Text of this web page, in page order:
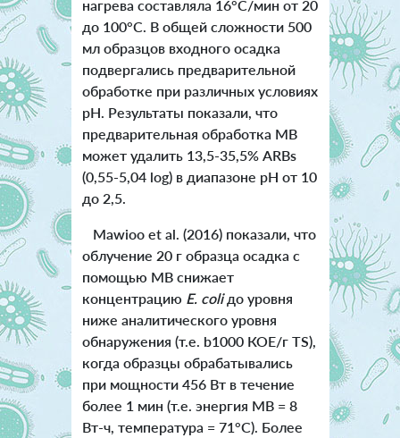
нагрева составляла 16°C/мин от 20
до 100°C. В общей сложности 500
мл образцов входного осадка
подвергались предварительной
обработке при различных условиях
pH. Результаты показали, что
предварительная обработка МВ
может удалить 13,5-35,5% ARBs
(0,55-5,04 log) в диапазоне pH от 10
до 2,5.
Mawioo et al. (2016) показали, что
облучение 20 г образца осадка с
помощью МВ снижает
концентрацию E. сoliдо уровня
ниже аналитического уровня
обнаружения (т.е. b1000 КОЕ/г TS),
когда образцы обрабатывались
при мощности 456 Вт в течение
более 1 мин (т.е. энергия МВ = 8
Вт-ч, температура = 71°C). Более